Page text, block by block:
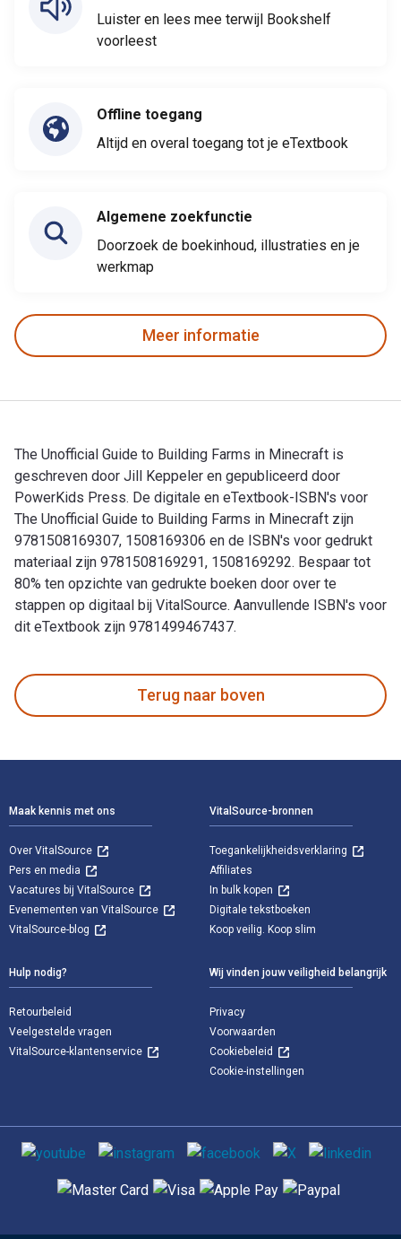
Luister en lees mee terwijl Bookshelf
voorleest
Offline toegang
Altijd en overal toegang tot je eTextbook
Algemene zoekfunctie
Doorzoek de boekinhoud, illustraties en je
werkmap
Meer informatie
The Unofficial Guide to Building Farms in Minecraft is
geschreven door Jill Keppeler en gepubliceerd door
PowerKids Press. De digitale en eTextbook-ISBN's voor
The Unofficial Guide to Building Farms in Minecraft zijn
9781508169307, 1508169306 en de ISBN's voor gedrukt
materiaal zijn 9781508169291, 1508169292. Bespaar tot
80% ten opzichte van gedrukte boeken door over te
stappen op digitaal bij VitalSource. Aanvullende ISBN's voor
dit eTextbook zijn 9781499467437.
Terug naar boven
Maak kennis met ons
Over VitalSource
Pers en media
Vacatures bij VitalSource
Evenementen van VitalSource
VitalSource-blog
VitalSource-bronnen
Toegankelijkheidsverklaring
Affiliates
In bulk kopen
Digitale tekstboeken
Koop veilig. Koop slim
Hulp nodig?
Retourbeleid
Veelgestelde vragen
VitalSource-klantenservice
Wij vinden jouw veiligheid belangrijk
Privacy
Voorwaarden
Cookiebeleid
Cookie-instellingen
Sociale media
Ondersteunde betaalmethoden